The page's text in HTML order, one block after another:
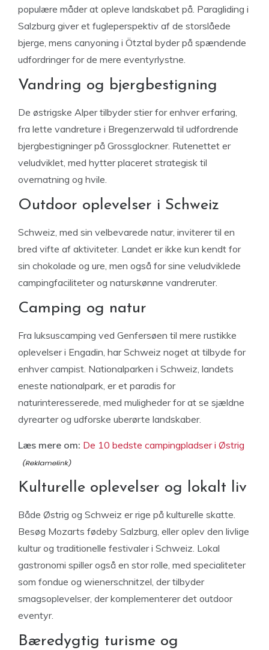
populære måder at opleve landskabet på. Paragliding i
Salzburg giver et fugleperspektiv af de storslåede
bjerge, mens canyoning i Ötztal byder på spændende
udfordringer for de mere eventyrlystne.
Vandring og bjergbestigning
De østrigske Alper tilbyder stier for enhver erfaring,
fra lette vandreture i Bregenzerwald til udfordrende
bjergbestigninger på Grossglockner. Rutenettet er
veludviklet, med hytter placeret strategisk til
overnatning og hvile.
Outdoor oplevelser i Schweiz
Schweiz, med sin velbevarede natur, inviterer til en
bred vifte af aktiviteter. Landet er ikke kun kendt for
sin chokolade og ure, men også for sine veludviklede
campingfaciliteter og naturskønne vandreruter.
Camping og natur
Fra luksuscamping ved Genfersøen til mere rustikke
oplevelser i Engadin, har Schweiz noget at tilbyde for
enhver campist. Nationalparken i Schweiz, landets
eneste nationalpark, er et paradis for
naturinteresserede, med muligheder for at se sjældne
dyrearter og udforske uberørte landskaber.
Læs mere om: De 10 bedste campingpladser i Østrig
Kulturelle oplevelser og lokalt liv
Både Østrig og Schweiz er rige på kulturelle skatte.
Besøg Mozarts fødeby Salzburg, eller oplev den livlige
kultur og traditionelle festivaler i Schweiz. Lokal
gastronomi spiller også en stor rolle, med specialiteter
som fondue og wienerschnitzel, der tilbyder
smagsoplevelser, der komplementerer det outdoor
eventyr.
Bæredygtig turisme og